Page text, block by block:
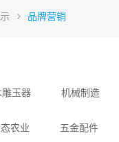
品牌营销
雕玉器 机械制造
农业 五金配件